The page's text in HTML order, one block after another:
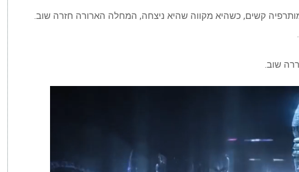
קשים, כשהיא מקווה שהיא ניצחה, המחלה הארורה חזרה שוב.
שוב.